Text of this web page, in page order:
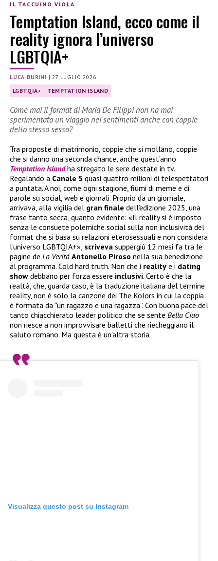
IL TACCUINO VIOLA
Temptation Island, ecco come il
reality ignora l’universo
LGBTQIA+
LUCA BURINI | 27 LUGLIO 2026
LGBTQIA+ TEMPTATION ISLAND
Come mai il format di Maria De Filippi non ha mai
sperimentato un viaggio nei sentimenti anche con coppie
dello stesso sesso?
Tra proposte di matrimonio, coppie che si mollano, coppie
che si danno una seconda chance, anche quest’anno
Temptation Islandha stregato le sere d’estate in tv.
Regalando a Canale 5 quasi quattro milioni di telespettatori
a puntata. A noi, come ogni stagione, fiumi di meme e di
parole su social, web e giornali. Proprio da un giornale,
arrivava, alla vigilia del gran finale dell’edizione 2025, una
frase tanto secca, quanto evidente: «Il reality si è imposto
senza le consuete polemiche social sulla non inclusività del
format che si basa su relazioni eterosessuali e non considera
l’universo LGBTQIA+», scriveva suppergiù 12 mesi fa tra le
pagine de La Verità Antonello Piroso nella sua benedizione
al programma. Cold hard truth. Non che i reality e i dating
show debbano per forza essere inclusivi. Certo è che la
realtà, che, guarda caso, è la traduzione italiana del termine
reality, non è solo la canzone dei The Kolors in cui la coppia
è formata da “un ragazzo e una ragazza”. Con buona pace del
tanto chiacchierato leader politico che se sente Bella Ciao
non riesce a non improvvisare balletti che riecheggiano il
saluto romano. Ma questa è un’altra storia.
Visualizza questo post su Instagram